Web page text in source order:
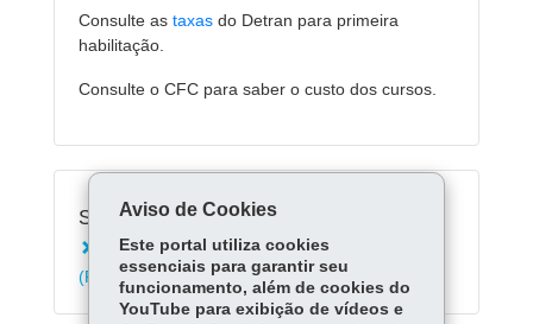
Consulte as taxas do Detran para primeira
habilitação.
Consulte o CFC para saber o custo dos cursos.
Serviços Relacionados:
Solicitar a emissão da primeira habilitação
(PPD - Permissão para Dirigir)
Aviso de Cookies
Este portal utiliza cookies
essenciais para garantir seu
funcionamento, além de cookies do
YouTube para exibição de vídeos e